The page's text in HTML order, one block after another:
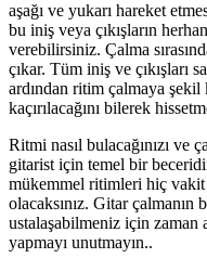
aşağı ve yukarı hareket
bu iniş veya çıkışların
verebilirsiniz. Çalma
çıkar. Tüm iniş ve çıkışları
ardından ritim çalmaya
kaçırılacağını bilerek
Ritmi nasıl bulacağınızı ve
gitarist için temel bir
mükemmel ritimleri hiç
olacaksınız. Gitar
ustalaşabilmeniz için zaman
yapmayı unutmayın..